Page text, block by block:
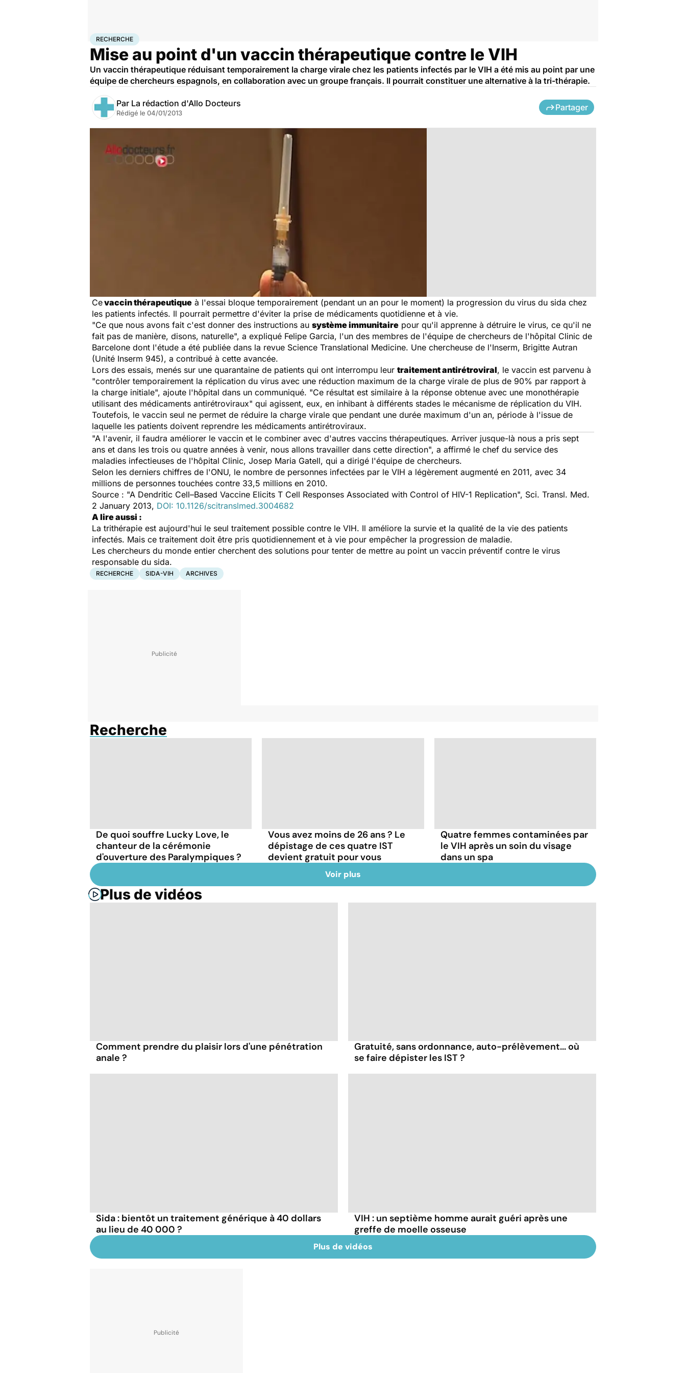
AccueilSantéMaladies
RECHERCHE
Mise au point d'un vaccin thérapeutique contre le VIH
Un vaccin thérapeutique réduisant temporairement la charge virale chez les patients infectés par le VIH a été mis au point par une
équipe de chercheurs espagnols, en collaboration avec un groupe français. Il pourrait constituer une alternative à la tri-thérapie.
Par La rédaction d'Allo Docteurs
Rédigé le 04/01/2013
Partager
Cevaccin thérapeutique à l'essai bloque temporairement (pendant un an pour le moment) la progression du virus du sida chez
les patients infectés. Il pourrait permettre d'éviter la prise de médicaments quotidienne et à vie.
"Ce que nous avons fait c'est donner des instructions au système immunitaire pour qu'il apprenne à détruire le virus, ce qu'il ne
fait pas de manière, disons, naturelle", a expliqué Felipe Garcia, l'un des membres de l'équipe de chercheurs de l'hôpital Clinic de
Barcelone dont l'étude a été publiée dans la revue Science Translational Medicine. Une chercheuse de l'Inserm, Brigitte Autran
(Unité Inserm 945), a contribué à cette avancée.
Lors des essais, menés sur une quarantaine de patients qui ont interrompu leur traitement antirétroviral, le vaccin est parvenu à
"contrôler temporairement la réplication du virus avec une réduction maximum de la charge virale de plus de 90% par rapport à
la charge initiale", ajoute l'hôpital dans un communiqué. "Ce résultat est similaire à la réponse obtenue avec une monothérapie
utilisant des médicaments antirétroviraux" qui agissent, eux, en inhibant à différents stades le mécanisme de réplication du VIH.
Toutefois, le vaccin seul ne permet de réduire la charge virale que pendant une durée maximum d'un an, période à l'issue de
laquelle les patients doivent reprendre les médicaments antirétroviraux.
"A l'avenir, il faudra améliorer le vaccin et le combiner avec d'autres vaccins thérapeutiques. Arriver jusque-là nous a pris sept
ans et dans les trois ou quatre années à venir, nous allons travailler dans cette direction", a affirmé le chef du service des
maladies infectieuses de l'hôpital Clinic, Josep Maria Gatell, qui a dirigé l'équipe de chercheurs.
Selon les derniers chiffres de l'ONU, le nombre de personnes infectées par le VIH a légèrement augmenté en 2011, avec 34
millions de personnes touchées contre 33,5 millions en 2010.
Source : "A Dendritic Cell–Based Vaccine Elicits T Cell Responses Associated with Control of HIV-1 Replication", Sci. Transl. Med.
2 January 2013, DOI: 10.1126/scitranslmed.3004682
A lire aussi :
La trithérapie est aujourd'hui le seul traitement possible contre le VIH. Il améliore la survie et la qualité de la vie des patients
infectés. Mais ce traitement doit être pris quotidiennement et à vie pour empêcher la progression de maladie.
Les chercheurs du monde entier cherchent des solutions pour tenter de mettre au point un vaccin préventif contre le virus
responsable du sida.
RECHERCHE SIDA-VIH ARCHIVES
Recherche
De quoi souffre Lucky Love, le
chanteur de la cérémonie
d'ouverture des Paralympiques ?
Vous avez moins de 26 ans ? Le
dépistage de ces quatre IST
devient gratuit pour vous
Quatre femmes contaminées par
le VIH après un soin du visage
dans un spa
Voir plus
Plus de vidéos
Comment prendre du plaisir lors d'une pénétration
anale ?
Gratuité, sans ordonnance, auto-prélèvement... où
se faire dépister les IST ?
Sida : bientôt un traitement générique à 40 dollars
au lieu de 40 000 ?
VIH : un septième homme aurait guéri après une
greffe de moelle osseuse
Plus de vidéos